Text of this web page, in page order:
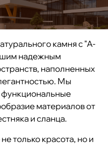
камня с "А-
надежным
наполненных
Мы
материалов от
и сланца.
только красота, но и